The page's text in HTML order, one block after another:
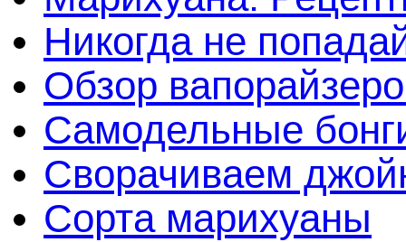
Никогда не
Обзор
Самодельные
Сворачиваем
Сорта марихуаны